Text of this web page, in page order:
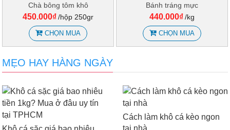
Chà bông tôm khô
450.000₫/hộp 250gr
CHỌN MUA
Bánh tráng mực
440.000₫/kg
CHỌN MUA
MẸO HAY HÀNG NGÀY
Cách làm khô cá kèo ngon